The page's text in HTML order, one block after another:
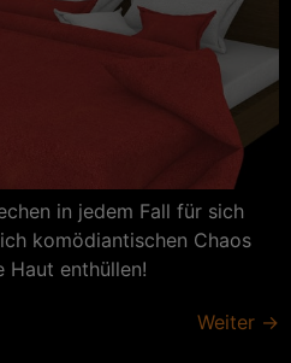
in jedem Fall für sich
komödiantischen Chaos
Haut enthüllen!
Weiter →